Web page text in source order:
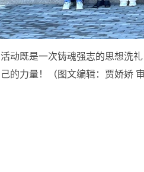
既是一次铸魂强志的思想洗礼
的力量！（图文编辑：贾娇娇